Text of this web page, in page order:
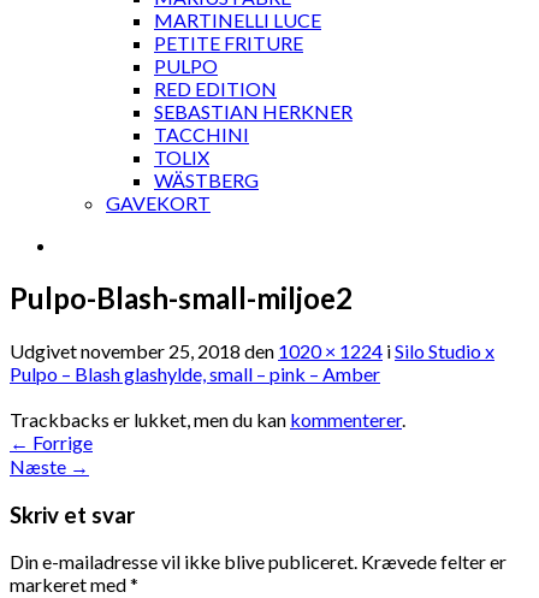
MARTINELLI LUCE
PETITE FRITURE
PULPO
RED EDITION
SEBASTIAN HERKNER
TACCHINI
TOLIX
WÄSTBERG
GAVEKORT
Pulpo-Blash-small-miljoe2
Udgivetnovember 25, 2018 den 1020 × 1224 iSilo Studio x
Pulpo – Blash glashylde, small – pink – Amber
Trackbacks er lukket, men du kan kommenterer.
← Forrige
Næste →
Skriv et svar
Din e-mailadresse vil ikke blive publiceret. Krævede felter er
markeret med*